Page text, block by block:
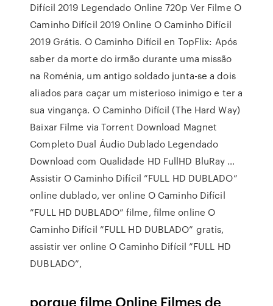
Difícil 2019 Legendado Online 720p Ver Filme O
Caminho Difícil 2019 Online O Caminho Difícil
2019 Grátis. O Caminho Difícil en TopFlix: Após
saber da morte do irmão durante uma missão
na Roménia, um antigo soldado junta-se a dois
aliados para caçar um misterioso inimigo e ter a
sua vingança. O Caminho Difícil (The Hard Way)
Baixar Filme via Torrent Download Magnet
Completo Dual Áudio Dublado Legendado
Download com Qualidade HD FullHD BluRay …
Assistir O Caminho Difícil ”FULL HD DUBLADO”
online dublado, ver online O Caminho Difícil
”FULL HD DUBLADO” filme, filme online O
Caminho Difícil ”FULL HD DUBLADO” gratis,
assistir ver online O Caminho Difícil ”FULL HD
DUBLADO”,
porque filme Online Filmes de